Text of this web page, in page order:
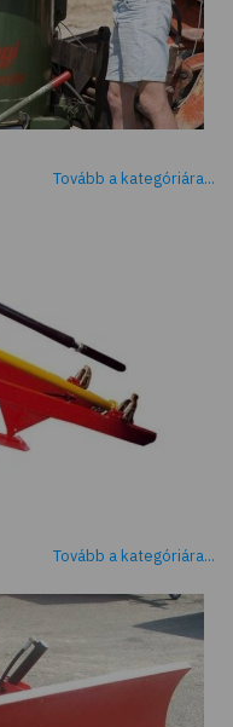
Tovább a kategóriára...
Tovább a kategóriára...